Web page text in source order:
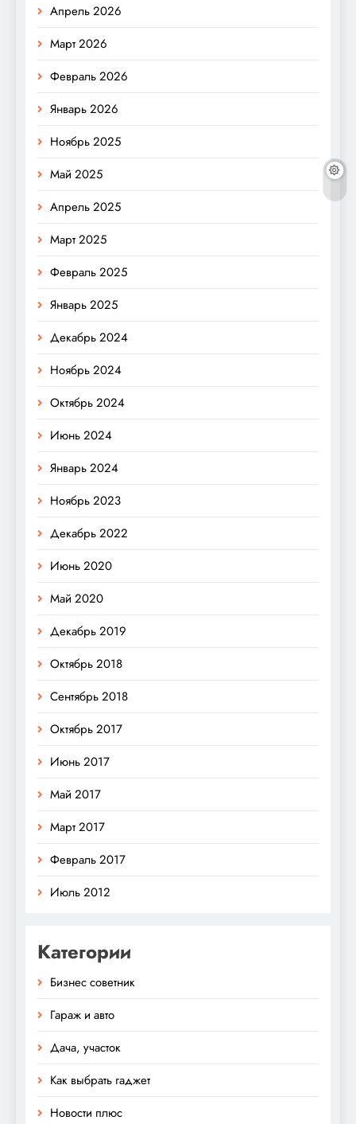
Апрель 2026
Март 2026
Февраль 2026
Январь 2026
Ноябрь 2025
Май 2025
Апрель 2025
Март 2025
Февраль 2025
Январь 2025
Декабрь 2024
Ноябрь 2024
Октябрь 2024
Июнь 2024
Январь 2024
Ноябрь 2023
Декабрь 2022
Июнь 2020
Май 2020
Декабрь 2019
Октябрь 2018
Сентябрь 2018
Октябрь 2017
Июнь 2017
Май 2017
Март 2017
Февраль 2017
Июль 2012
Категории
Бизнес советник
Гараж и авто
Дача, участок
Как выбрать гаджет
Новости плюс